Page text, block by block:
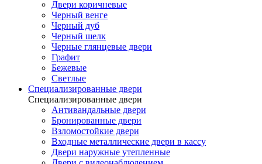
Двери коричневые
Черный венге
Черный дуб
Черный шелк
Черные глянцевые двери
Графит
Бежевые
Светлые
Специализированные двери
Специализированные двери
Антивандальные двери
Бронированные двери
Взломостойкие двери
Входные металлические двери в кассу
Двери наружные утепленные